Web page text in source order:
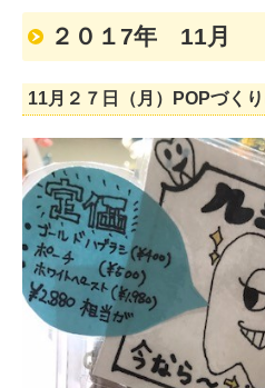
２０１7年 11月
11月２７日（月）POPづく